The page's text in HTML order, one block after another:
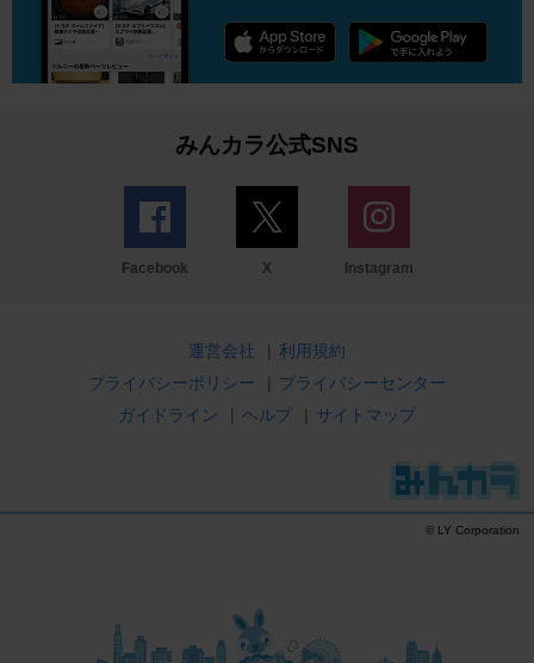
みんカラ公式SNS
Facebook X Instagram
運営会社 | 利用規約
プライバシーポリシー
| プライバシーセンター
ガイドライン
| ヘルプ | サイトマップ
© LY Corporation